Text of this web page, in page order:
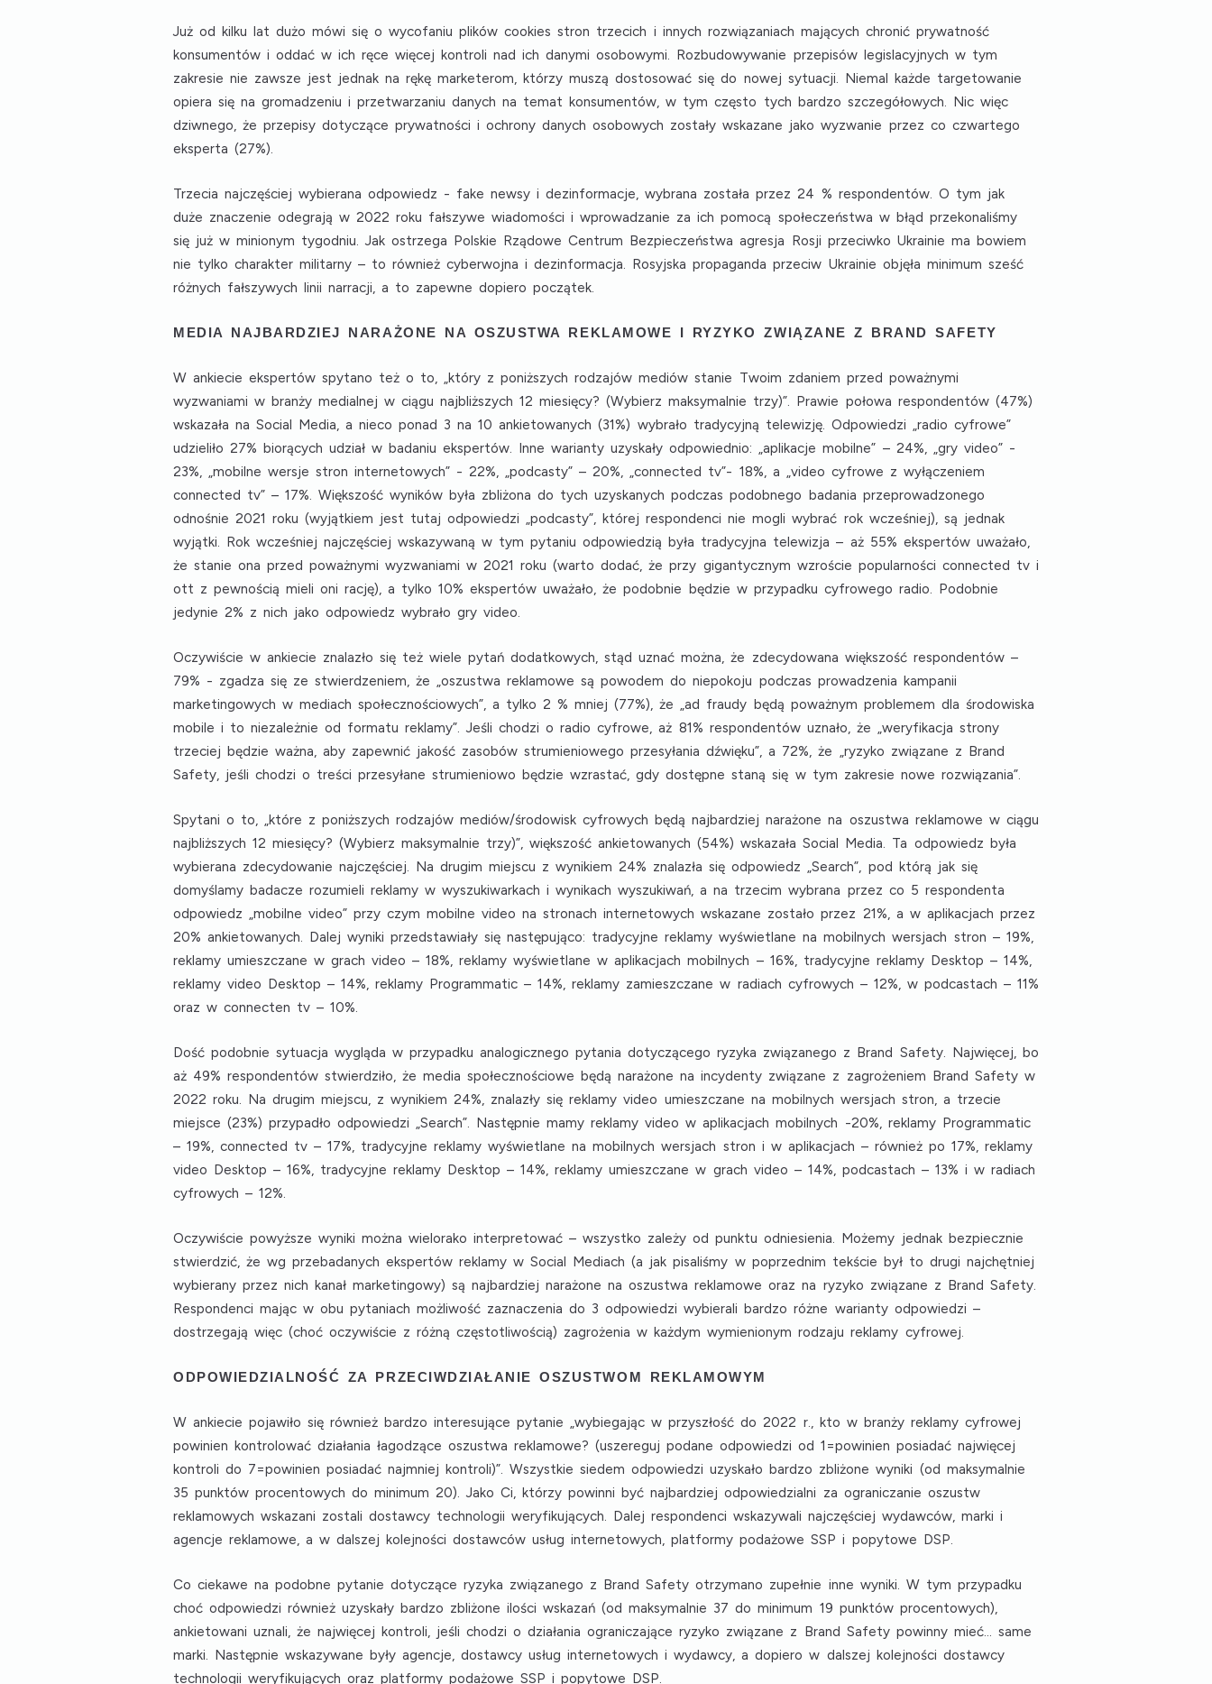
Już od kilku lat dużo mówi się o wycofaniu plików cookies stron trzecich i innych rozwiązaniach mających chronić prywatność
konsumentów i oddać w ich ręce więcej kontroli nad ich danymi osobowymi. Rozbudowywanie przepisów legislacyjnych w tym
zakresie nie zawsze jest jednak na rękę marketerom, którzy muszą dostosować się do nowej sytuacji. Niemal każde targetowanie
opiera się na gromadzeniu i przetwarzaniu danych na temat konsumentów, w tym często tych bardzo szczegółowych. Nic więc
dziwnego, żeprzepisy dotyczące prywatności i ochrony danych osobowych zostały wskazane jako wyzwanie przez co czwartego
eksperta (27%).
Trzecia najczęściej wybierana odpowiedz - fake newsy i dezinformacje, wybrana została przez 24 % respondentów. O tym jak
duże znaczenie odegrają w 2022 roku fałszywe wiadomości i wprowadzanie za ich pomocą społeczeństwa w błąd przekonaliśmy
się już w minionym tygodniu. Jak ostrzega Polskie Rządowe Centrum Bezpieczeństwa agresja Rosji przeciwko Ukrainie ma bowiem
nie tylko charakter militarny – to równieżcyberwojna i dezinformacja. Rosyjska propaganda przeciw Ukrainie objęła minimum sześć
różnych fałszywych linii narracji, a to zapewne dopiero początek.
MEDIA NAJBARDZIEJ NARAŻONE NA OSZUSTWA REKLAMOWE I RYZYKO ZWIĄZANE Z BRAND SAFETY
W ankiecie ekspertów spytano też o to, „który z poniższych rodzajów mediów stanie Twoim zdaniem przed poważnymi
wyzwaniami w branży medialnej w ciągu najbliższych 12 miesięcy? (Wybierz maksymalnie trzy)”. Prawie połowa respondentów (47%)
wskazała naSocial Media, a nieco ponad 3 na 10 ankietowanych (31%) wybrało tradycyjną telewizję. Odpowiedzi „radio cyfrowe”
udzieliło 27% biorących udział w badaniu ekspertów. Inne warianty uzyskały odpowiednio: „aplikacje mobilne” – 24%, „gry video”-
23%, „mobilne wersje stron internetowych” - 22%, „podcasty” – 20%, „connected tv”- 18%, a „video cyfrowe z wyłączeniem
connected tv” – 17%. Większość wyników była zbliżona do tych uzyskanych podczas podobnego badania przeprowadzonego
odnośnie 2021 roku (wyjątkiem jest tutaj odpowiedzi „podcasty”, której respondenci nie mogli wybrać rok wcześniej), są jednak
wyjątki. Rok wcześniej najczęściej wskazywaną w tym pytaniu odpowiedzią była tradycyjna telewizja – aż 55% ekspertów uważało,
że stanie ona przed poważnymi wyzwaniami w 2021 roku (warto dodać, że przy gigantycznym wzroście popularności connected tv i
ott z pewnością mieli oni rację), a tylko 10% ekspertów uważało, że podobnie będzie w przypadku cyfrowego radio. Podobnie
jedynie 2% z nich jako odpowiedz wybrało gry video.
Oczywiście w ankiecie znalazło się też wiele pytań dodatkowych, stąd uznać można, że zdecydowana większość respondentów –
79% - zgadza się ze stwierdzeniem, że „oszustwa reklamowe są powodem do niepokoju podczas prowadzenia kampanii
marketingowych w mediach społecznościowych”, a tylko 2 % mniej (77%), że „ad fraudy będą poważnym problemem dla środowiska
mobile i to niezależnie od formatu reklamy”. Jeśli chodzi o radio cyfrowe, aż 81% respondentów uznało, że „weryfikacja strony
trzeciej będzie ważna, aby zapewnić jakość zasobów strumieniowego przesyłania dźwięku”, a 72%, że „ryzyko związane z Brand
Safety, jeśli chodzi o treści przesyłane strumieniowo będzie wzrastać, gdy dostępne staną się w tym zakresie nowe rozwiązania”.
Spytani o to, „które z poniższych rodzajów mediów/środowisk cyfrowych będą najbardziej narażone na oszustwa reklamowe w ciągu
najbliższych 12 miesięcy? (Wybierz maksymalnie trzy)”, większość ankietowanych (54%) wskazałaSocial Media. Ta odpowiedz była
wybierana zdecydowanie najczęściej. Na drugim miejscu z wynikiem 24% znalazła się odpowiedz „Search”, pod którą jak się
domyślamy badacze rozumieli reklamy w wyszukiwarkach i wynikach wyszukiwań, a na trzecim wybrana przez co 5 respondenta
odpowiedz „mobilne video” przy czym mobilne video na stronach internetowych wskazane zostało przez 21%, a w aplikacjach przez
20% ankietowanych. Dalej wyniki przedstawiały się następująco: tradycyjne reklamy wyświetlane na mobilnych wersjach stron – 19%,
reklamy umieszczane w grach video – 18%,reklamy wyświetlane w aplikacjach mobilnych – 16%, tradycyjne reklamy Desktop – 14%,
reklamy video Desktop – 14%,reklamy Programmatic – 14%,reklamy zamieszczane w radiach cyfrowych – 12%, w podcastach – 11%
oraz wconnecten tv – 10%.
Dość podobnie sytuacja wygląda w przypadku analogicznego pytania dotyczącego ryzyka związanego z Brand Safety. Najwięcej, bo
aż 49% respondentów stwierdziło, że media społecznościowe będą narażone na incydenty związane z zagrożeniem Brand Safety w
2022 roku. Na drugim miejscu, z wynikiem 24%, znalazły sięreklamy video umieszczane na mobilnych wersjach stron, a trzecie
miejsce (23%) przypadło odpowiedzi „Search”. Następnie mamyreklamy video w aplikacjach mobilnych -20%, reklamy Programmatic
– 19%,connected tv – 17%, tradycyjne reklamy wyświetlane na mobilnych wersjach stron i w aplikacjach – również po 17%, reklamy
video Desktop – 16%, tradycyjne reklamy Desktop – 14%,reklamy umieszczane w grach video – 14%, podcastach – 13% i w radiach
cyfrowych – 12%.
Oczywiście powyższe wyniki można wielorako interpretować – wszystko zależy od punktu odniesienia. Możemy jednak bezpiecznie
stwierdzić, żewg przebadanych ekspertów reklamy w Social Mediach (a jak pisaliśmy w poprzednim tekście był to drugi najchętniej
wybierany przez nich kanał marketingowy)są najbardziej narażone na oszustwa reklamowe oraz na ryzyko związane z Brand Safety.
Respondenci mając w obu pytaniach możliwość zaznaczenia do 3 odpowiedzi wybierali bardzo różne warianty odpowiedzi –
dostrzegają więc (choć oczywiście z różną częstotliwością) zagrożenia w każdym wymienionym rodzaju reklamy cyfrowej.
ODPOWIEDZIALNOŚĆ ZA PRZECIWDZIAŁANIE OSZUSTWOM REKLAMOWYM
W ankiecie pojawiło się również bardzo interesujące pytanie „wybiegając w przyszłość do 2022 r., kto w branży reklamy cyfrowej
powinien kontrolować działania łagodzące oszustwa reklamowe? (uszereguj podane odpowiedzi od 1=powinien posiadać najwięcej
kontroli do 7=powinien posiadać najmniej kontroli)”. Wszystkie siedem odpowiedzi uzyskało bardzo zbliżone wyniki (od maksymalnie
35 punktów procentowych do minimum 20). Jako Ci, którzy powinni byćnajbardziej odpowiedzialni za ograniczanie oszustw
reklamowych wskazani zostali dostawcy technologii weryfikujących. Dalej respondenci wskazywali najczęściejwydawców, marki i
agencje reklamowe, a w dalszej kolejnościdostawców usług internetowych, platformy podażowe SSP i popytowe DSP.
Co ciekawe na podobne pytanie dotyczące ryzyka związanego z Brand Safety otrzymano zupełnie inne wyniki. W tym przypadku
choć odpowiedzi również uzyskały bardzo zbliżone ilości wskazań (od maksymalnie 37 do minimum 19 punktów procentowych),
ankietowani uznali, żenajwięcej kontroli, jeśli chodzi o działania ograniczające ryzyko związane z Brand Safety powinny mieć... same
marki. Następnie wskazywane byłyagencje, dostawcy usług internetowych i wydawcy, a dopiero w dalszej kolejności dostawcy
technologii weryfikujących orazplatformy podażowe SSP i popytowe DSP.